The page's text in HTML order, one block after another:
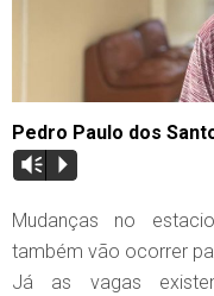
Pedro Paulo dos
Vm P
Mudanças no
também vão ocorrer
Já as vagas